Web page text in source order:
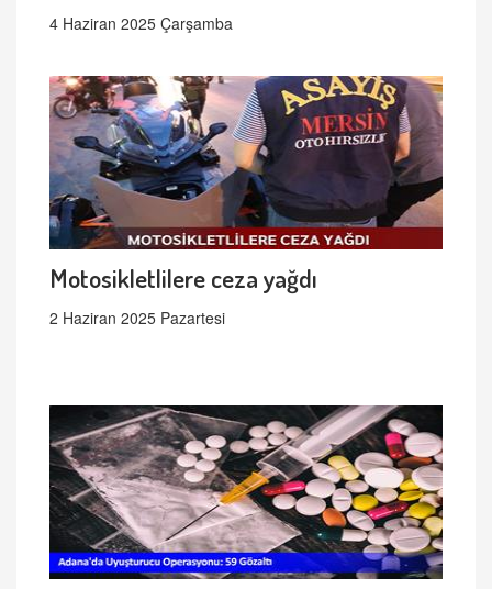
4 Haziran 2025 Çarşamba
Motosikletlilere ceza yağdı
2 Haziran 2025 Pazartesi